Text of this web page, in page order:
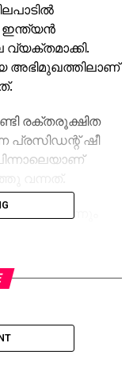
ഇന്ത്യന്‍
അഭിമുഖത്തിലാണ്
രക്തരൂക്ഷിത
പ്രസിഡന്റ് ഷീ
മാറ്റം
ഉടലെടുത്തത്.